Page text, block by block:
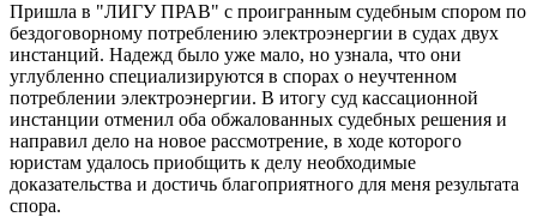
Пришла в "ЛИГУ ПРАВ" с проигранным судебным спором по
бездоговорному потреблению электроэнергии в судах двух
инстанций. Надежд было уже мало, но узнала, что они
углубленно специализируются в спорах о неучтенном
потреблении электроэнергии. В итогу суд кассационной
инстанции отменил оба обжалованных судебных решения и
направил дело на новое рассмотрение, в ходе которого
юристам удалось приобщить к делу необходимые
доказательства и достичь благоприятного для меня результата
спора.